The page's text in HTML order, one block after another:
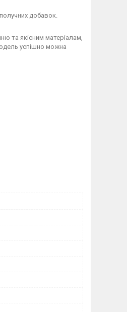
добавок.
та якісним матеріалам,
успішно можна